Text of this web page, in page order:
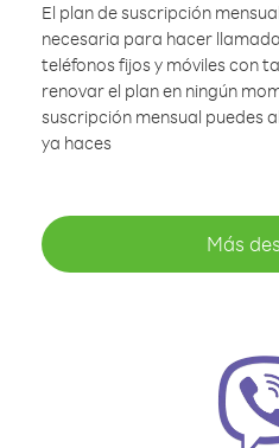
El plan de suscripción
necesaria para hacer
teléfonos fijos y móviles con
renovar el plan en ningún
suscripción mensual puedes
ya haces
Más